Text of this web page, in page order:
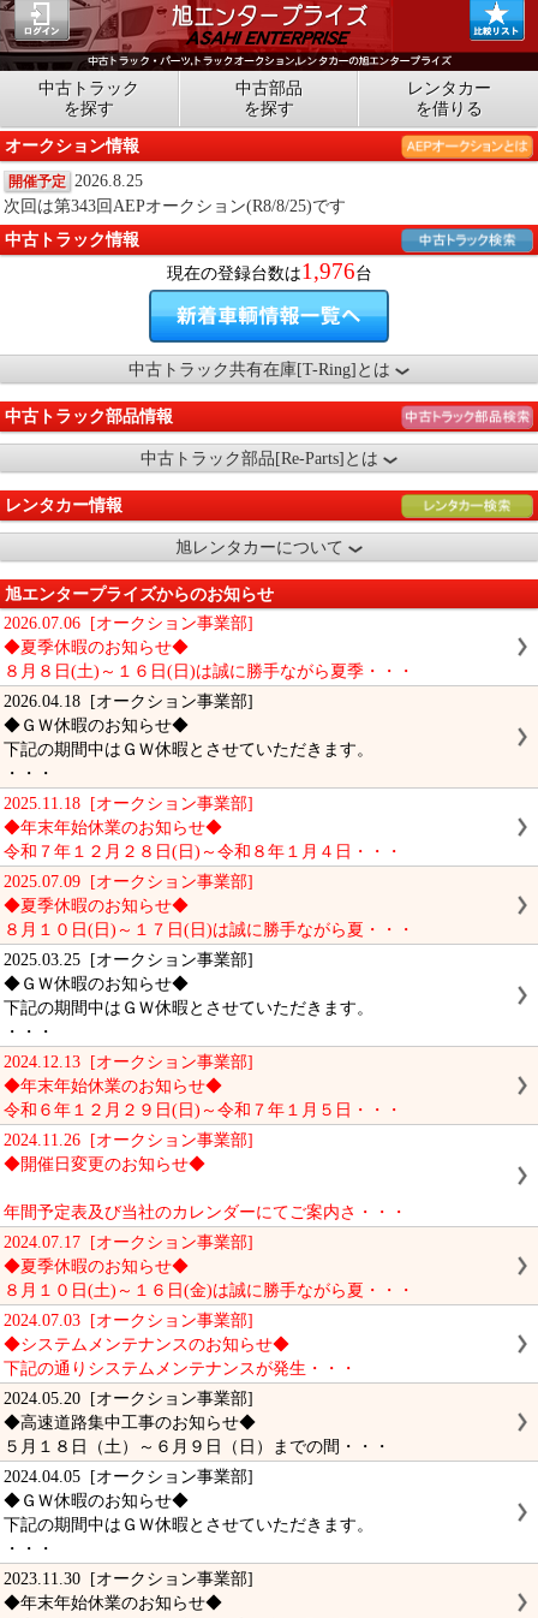
中古トラック
を探す
中古部品
を探す
レンタカー
を借りる
オークション情報
開催予定
2026.8.25
次回は第343回AEPオークション(R8/8/25)です
中古トラック情報
現在の登録台数は1,976台
中古トラック共有在庫[T-Ring]とは
中古トラック部品情報
中古トラック部品[Re-Parts]とは
レンタカー情報
旭レンタカーについて
旭エンタープライズからのお知らせ
2026.07.06 [オークション事業部]
◆夏季休暇のお知らせ◆
８月８日(土)～１６日(日)は誠に勝手ながら夏季・・・
2026.04.18 [オークション事業部]
◆ＧＷ休暇のお知らせ◆
下記の期間中はＧＷ休暇とさせていただきます。
・・・
2025.11.18 [オークション事業部]
◆年末年始休業のお知らせ◆
令和７年１２月２８日(日)～令和８年１月４日・・・
2025.07.09 [オークション事業部]
◆夏季休暇のお知らせ◆
８月１０日(日)～１７日(日)は誠に勝手ながら夏・・・
2025.03.25 [オークション事業部]
◆ＧＷ休暇のお知らせ◆
下記の期間中はＧＷ休暇とさせていただきます。
・・・
2024.12.13 [オークション事業部]
◆年末年始休業のお知らせ◆
令和６年１２月２９日(日)～令和７年１月５日・・・
2024.11.26 [オークション事業部]
◆開催日変更のお知らせ◆
年間予定表及び当社のカレンダーにてご案内さ・・・
2024.07.17 [オークション事業部]
◆夏季休暇のお知らせ◆
８月１０日(土)～１６日(金)は誠に勝手ながら夏・・・
2024.07.03 [オークション事業部]
◆システムメンテナンスのお知らせ◆
下記の通りシステムメンテナンスが発生・・・
2024.05.20 [オークション事業部]
◆高速道路集中工事のお知らせ◆
５月１８日（土）～６月９日（日）までの間・・・
2024.04.05 [オークション事業部]
◆ＧＷ休暇のお知らせ◆
下記の期間中はＧＷ休暇とさせていただきます。
・・・
2023.11.30 [オークション事業部]
◆年末年始休業のお知らせ◆